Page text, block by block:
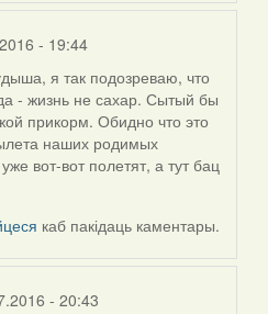
- 19:44
я так подозреваю, что
- жизнь не сахар. Сытый бы
прикорм. Обидно что это
наших родимых
вот-вот полетят, а тут бац
каб пакідаць каментары.
- 20:43